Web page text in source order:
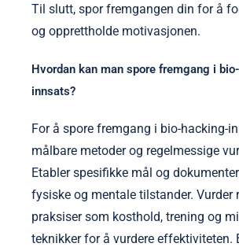
Til slutt, spor fremgangen din for å
og opprettholde motivasjonen.
Hvordan kan man spore fremgang i
innsats?
For å spore fremgang i bio-hacking-
målbare metoder og regelmessige
Etabler spesifikke mål og
fysiske og mentale tilstander. Vurder
praksiser som kosthold, trening og
teknikker for å vurdere effektiviteten.